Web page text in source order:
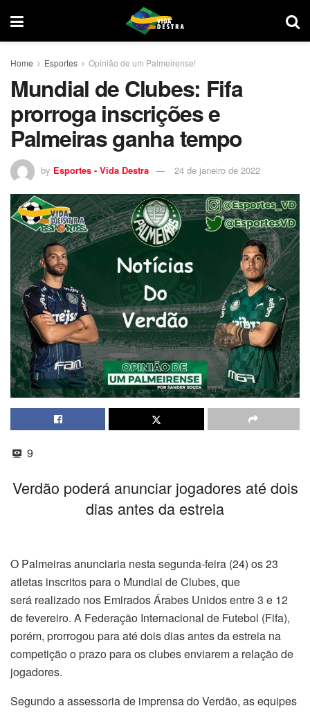
Home Esportes Opinião de um Palmeirense!
Mundial de Clubes: Fifa
prorroga inscrições e
Palmeiras ganha tempo
by Esportes - Vida Destra 24 de janeiro de 2022
9
Verdão poderá anunciar jogadores até dois
dias antes da estreia
O Palmeiras anunciaria nesta segunda-feira (24) os 23
atletas inscritos para o Mundial de Clubes, que
será realizado nos Emirados Árabes Unidos entre 3 e 12
de fevereiro. A Federação Internacional de Futebol (Fifa),
porém, prorrogou para até dois dias antes da estreia na
competição o prazo para os clubes enviarem a relação de
jogadores.
Segundo a assessoria de imprensa do Verdão, as equipes